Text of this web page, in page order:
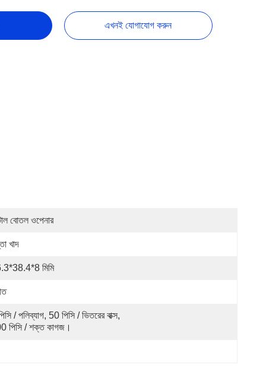
এখনই যোগাযোগ করুন
বোতল ওপেনার
খাদ
মিমি
/ পলিব্যাগ, 50 পিসি / ভিতরের বাক্স,
পিসি / শক্ত কাগজ।